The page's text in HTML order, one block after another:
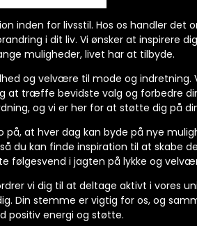
inden for livsstil. Hos os handler
i dit liv. Vi ønsker at inspirere
muligheder, livet har at tilbyde.
og velvære til mode og indretning.
at træffe bevidste valg og forbedre
og vi er her for at støtte dig på
at hver dag kan byde på nye
du kan finde inspiration til at skabe
følgesvend i jagten på lykke og
vi dig til at deltage aktivt i vores
Din stemme er vigtig for os, og
positiv energi og støtte.